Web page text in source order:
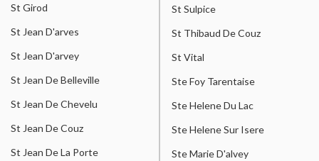
St Girod
St Jean D'arves
St Jean D'arvey
St Jean De Belleville
St Jean De Chevelu
St Jean De Couz
St Jean De La Porte
St Sulpice
St Thibaud De Couz
St Vital
Ste Foy Tarentaise
Ste Helene Du Lac
Ste Helene Sur Isere
Ste Marie D'alvey